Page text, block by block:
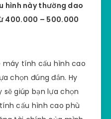
hình này thường dao
400.000 – 500.000
máy tính cấu hình cao
chọn đúng đắn. Hy
giúp bạn lựa chọn
cấu hình cao phù